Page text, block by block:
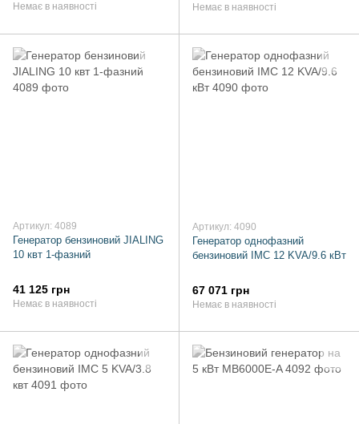
Немає в наявності Немає в наявності
Артикул: 4089
Генератор бензиновий JIALING
10 квт 1-фазний
41 125 грн
Немає в наявності
Артикул: 4090
Генератор однофазний
бензиновий IMC 12 KVA/9.6 кВт
67 071 грн
Немає в наявності